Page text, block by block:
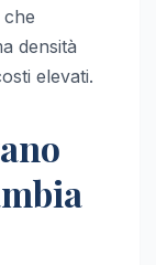
densità
elevati.